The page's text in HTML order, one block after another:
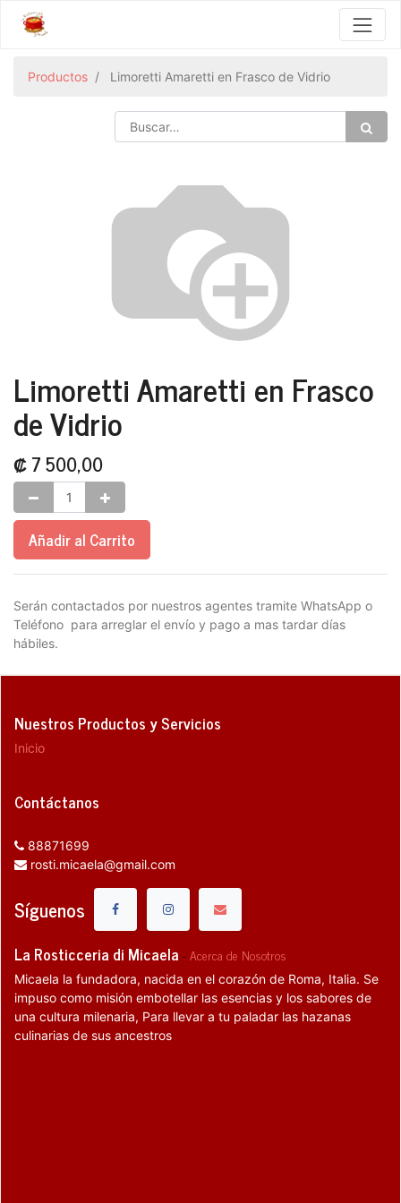
Productos Limoretti Amaretti en Frasco de Vidrio
Limoretti Amaretti en Frasco
de Vidrio
₡7 500,00
Añadir al Carrito
Serán contactados por nuestros agentes tramite WhatsApp o
Teléfono para arreglar el envío y pago a mas tardar días
hábiles.
Nuestros Productos y Servicios
Inicio
Contáctanos
88871699
rosti.micaela@gmail.com
Síguenos
La Rosticceria di Micaela -Acerca de Nosotros
Micaela la fundadora, nacida en el corazón de Roma, Italia. Se
impuso como misión embotellar las esencias y los sabores de
una cultura milenaria, Para llevar a tu paladar las hazanas
culinarias de sus ancestros